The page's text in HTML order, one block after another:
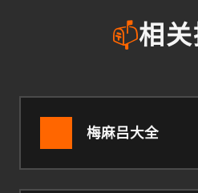
📫相
梅麻吕大全